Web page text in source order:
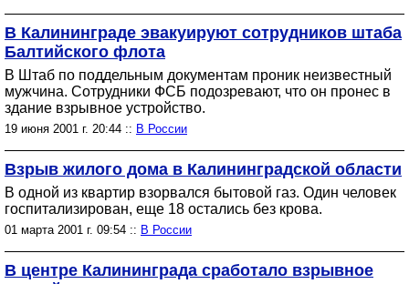
В Калининграде эвакуируют сотрудников штаба
Балтийского флота
В Штаб по поддельным документам проник неизвестный
мужчина. Сотрудники ФСБ подозревают, что он пронес в
здание взрывное устройство.
19 июня 2001 г. 20:44 :: В России
Взрыв жилого дома в Калининградской области
В одной из квартир взорвался бытовой газ. Один человек
госпитализирован, еще 18 остались без крова.
01 марта 2001 г. 09:54 :: В России
В центре Калининграда сработало взрывное